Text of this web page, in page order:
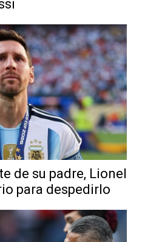
de su padre, Lionel
para despedirlo